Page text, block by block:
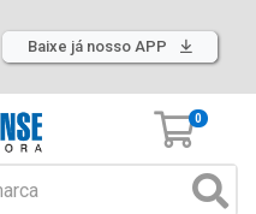
Baixe já nosso APP
0